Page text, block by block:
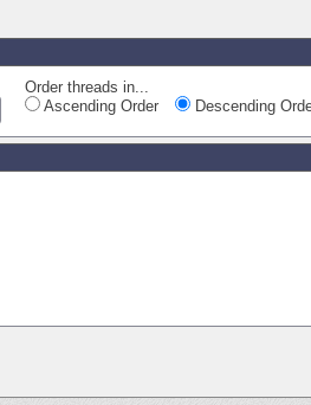
Order threads in...
Ascending Order
Descending